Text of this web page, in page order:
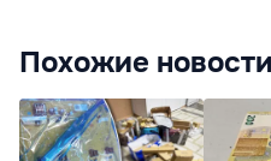
Похожие новости